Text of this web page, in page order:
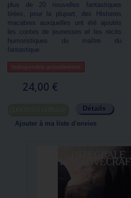
plus de 20 nouvelles fantastiques
tirées, pour la plupart, des Histoires
macabres auxquelles ont été ajoutés
les contes de jeunesses et les récits
humoristiques du maître du
fantastique.
Indisponible actuellement
24,00 €
Détails
Ajouter à ma liste d'envies